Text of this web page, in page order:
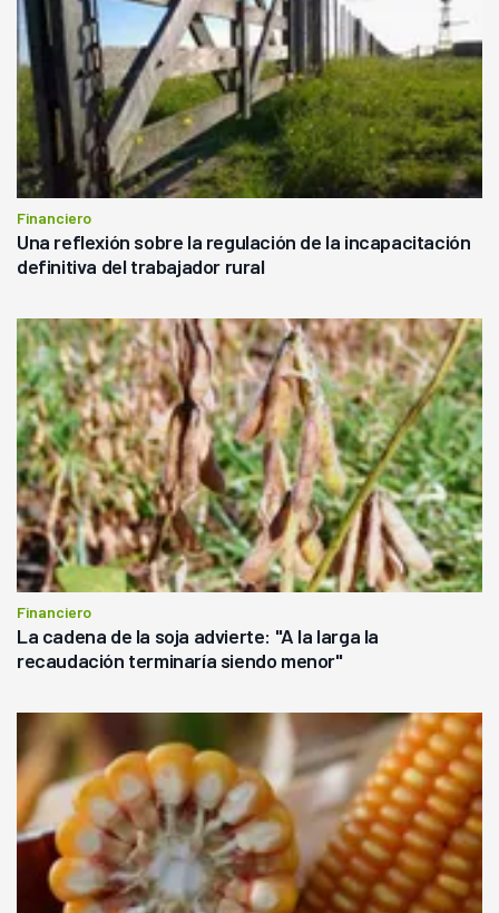
Financiero
Una reflexión sobre la regulación de la incapacitación
definitiva del trabajador rural
Financiero
La cadena de la soja advierte: "A la larga la
recaudación terminaría siendo menor"